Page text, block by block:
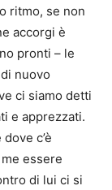
ritmo, se non
accorgi è
pronti – le
nuovo
ci siamo detti
e apprezzati.
c’è
essere
di lui ci si